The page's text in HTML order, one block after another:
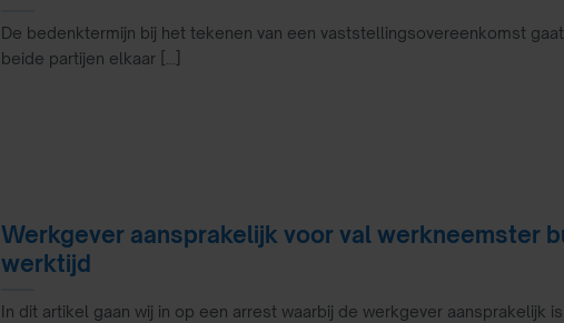
De bedenktermijn bij het tekenen van een vaststellingsovereenkomst
beide partijen elkaar [...]
Werkgever aansprakelijk voor val werkneemster
werktijd
In dit artikel gaan wij in op een arrest waarbij de werkgever aansprakelijk is